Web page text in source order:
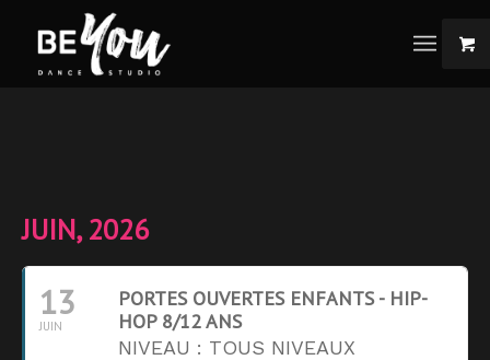
JUIN, 2026
13
JUIN
PORTES OUVERTES ENFANTS - HIP-
HOP 8/12 ANS
NIVEAU : TOUS NIVEAUX